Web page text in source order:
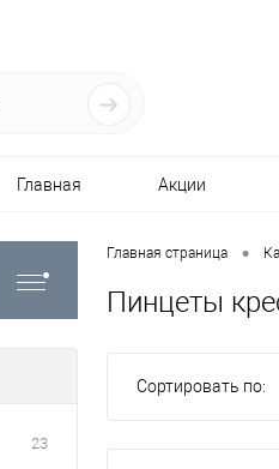
Главная Акции
23
Главная страница •
Пинцеты
Сортировать по: